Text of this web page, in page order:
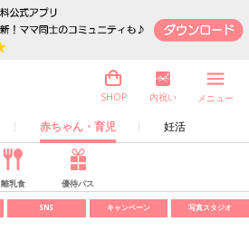
赤ちゃん・育児 妊活
SHOP 内祝い メニュー
離乳食 優待パス
SNS キャンペーン 写真スタジオ